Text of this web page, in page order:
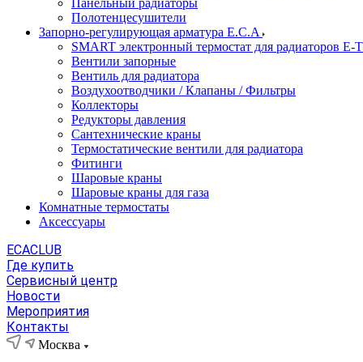
Панельный радиаторы
Полотенцесушители
Запорно-регулирующая арматура E.C.A
SMART электронный термостат для радиаторов E-
Вентили запорные
Вентиль для радиатора
Воздухоотводчики / Клапаны / Фильтры
Коллекторы
Редукторы давления
Сантехнические краны
Термостатические вентили для радиатора
Фитинги
Шаровые краны
Шаровые краны для газа
Комнатные термостаты
Аксессуары
ECACLUB
Где купить
Сервисный центр
Новости
Мероприятия
Контакты
Москва